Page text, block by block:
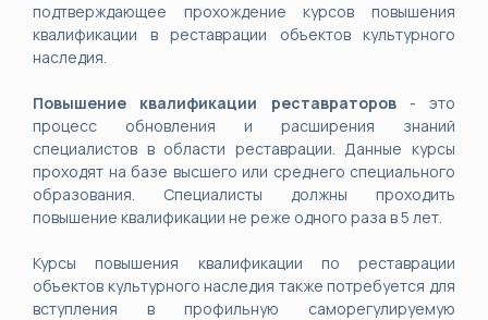
подтверждающее прохождение курсов повышения
квалификации в реставрации объектов культурного
наследия.
Повышение квалификации реставраторов- это
процесс обновления и расширения знаний
специалистов в области реставрации. Данные курсы
проходят на базе высшего или среднего специального
образования. Специалисты должны проходить
повышение квалификации не реже одного раза в 5 лет.
Курсы повышения квалификации по реставрации
объектов культурного наследия также потребуется для
вступления в профильную саморегулируемую